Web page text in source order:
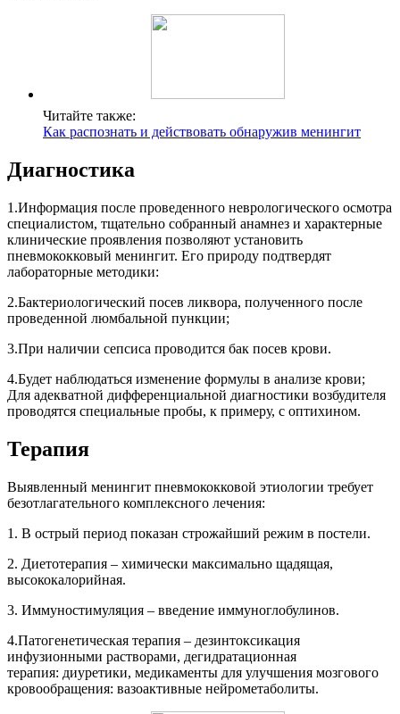
Читайте также:
Как распознать и действовать обнаружив менингит
Диагностика
1.Информация после проведенного неврологического осмотра
специалистом, тщательно собранный анамнез и характерные
клинические проявления позволяют установить
пневмококковый менингит. Его природу подтвердят
лабораторные методики:
2.Бактериологический посев ликвора, полученного после
проведенной люмбальной пункции;
3.При наличии сепсиса проводится бак посев крови.
4.Будет наблюдаться изменение формулы в анализе крови;
Для адекватной дифференциальной диагностики возбудителя
проводятся специальные пробы, к примеру, с оптихином.
Терапия
Выявленный менингит пневмококковой этиологии требует
безотлагательного комплексного лечения:
1. В острый период показан строжайший режим в постели.
2. Диетотерапия – химически максимально щадящая,
высококалорийная.
3. Иммуностимуляция – введение иммуноглобулинов.
4.Патогенетическая терапия – дезинтоксикация
инфузионными растворами, дегидратационная
терапия: диуретики, медикаменты для улучшения мозгового
кровообращения: вазоактивные нейрометаболиты.